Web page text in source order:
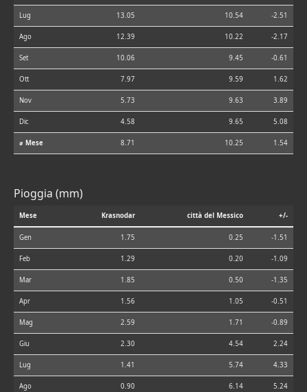
Lug 13.05 10.54 -2.51
Ago 12.39 10.22 -2.17
Set 10.06 9.45 -0.61
Ott 7.97 9.59 1.62
Nov 5.73 9.63 3.89
Dic 4.58 9.65 5.08
⌀ Mese 8.71 10.25 1.54
Pioggia (mm)
Mese Krasnodar città del Messico +/-
Gen 1.75 0.25 -1.51
Feb 1.29 0.20 -1.09
Mar 1.85 0.50 -1.35
Apr 1.56 1.05 -0.51
Mag 2.59 1.71 -0.89
Giu 2.30 4.54 2.24
Lug 1.41 5.74 4.33
Ago 0.90 6.14 5.24